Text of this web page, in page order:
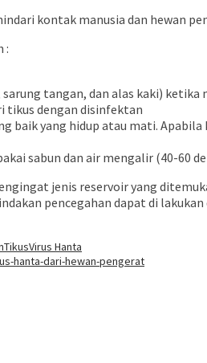
kontak manusia dan hewan
:
tangan, dan alas kaki)
tikus dengan disinfektan
baik yang hidup atau mati.
sabun dan air mengalir (40-60
jenis reservoir yang
pencegahan dapat di
TikusVirus Hanta
hanta-dari-hewan-pengerat